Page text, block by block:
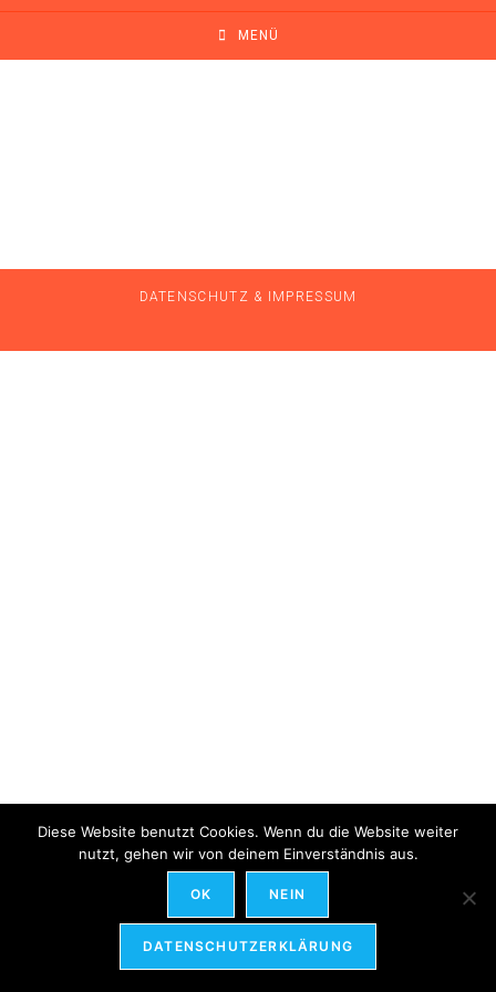
MENÜ
DATENSCHUTZ & IMPRESSUM
Diese Website benutzt Cookies. Wenn du die Website weiter
nutzt, gehen wir von deinem Einverständnis aus.
OK NEIN
DATENSCHUTZERKLÄRUNG